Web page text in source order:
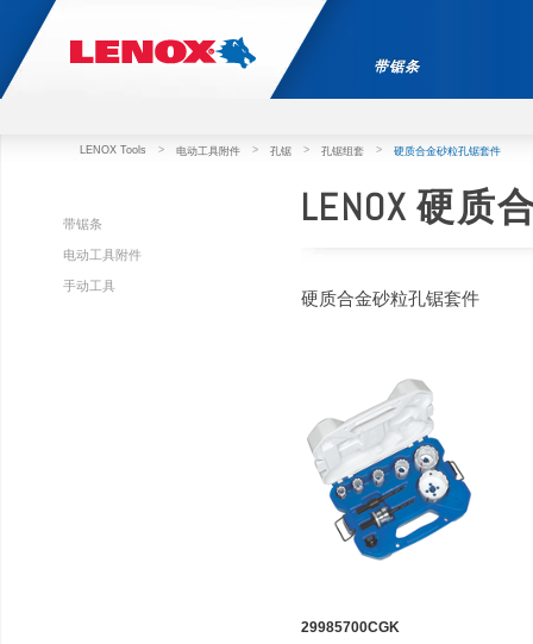
带锯条
LENOX Tools > 电动工具附件 > 孔锯 > 孔锯组套 > 硬质合金砂粒孔锯套件
带锯条
电动工具附件
手动工具
LENOX 硬质
硬质合金砂粒孔锯套件
29985700CGK